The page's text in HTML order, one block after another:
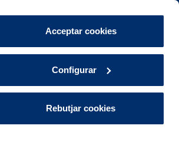
Acceptar cookies
Configurar
Rebutjar cookies
CA ES Àrea de Clients
participa Contacte